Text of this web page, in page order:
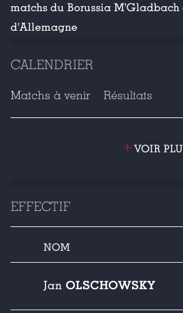
matchs du Borussia
d'Allemagne
CALENDRIER
Matchs à venir Résultats
+ VOIR
EFFECTIF
NOM
Jan OLSCHOWSKY